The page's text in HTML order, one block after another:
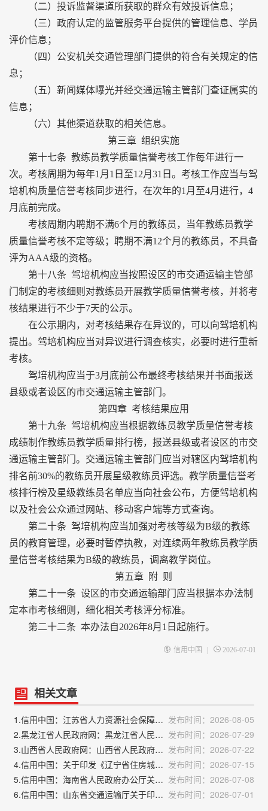
（二）投诉监督渠道所获取的群众有效投诉信息；
（三）政府认定的监管服务平台提供的管理信息、学员
评价信息；
（四）公安机关交通管理部门提供的符合有关规定的信
息；
（五）新闻媒体曝光并经交通运输主管部门查证属实的
信息；
（六）其他渠道获取的相关信息。
第三章 组织实施
第十七条 教练员教学质量信誉考核工作每年进行一
次。考核周期为每年1月1日至12月31日。考核工作应当与驾
培机构质量信誉考核同步进行，在次年的1月至4月进行，4
月底前完成。
考核周期内聘期不满6个月的教练员，当年教练员教学
质量信誉考核不定等级；聘期不满12个月的教练员，不具备
评为AAA级的资格。
第十八条 驾培机构应当按照设区的市交通运输主管部
门制定的考核细则对教练员开展教学质量信誉考核，并将考
核结果进行不少于7天的公示。
在公示期内，对考核结果存在异议的，可以向驾培机构
提出。驾培机构应当对异议进行调查核实，必要时进行重新
考核。
驾培机构应当于3月底前公布最终考核结果并书面报送
县级或者设区的市交通运输主管部门。
第四章 考核结果应用
第十九条 驾培机构应当根据教练员教学质量信誉考核
成绩制作教练员教学质量排行榜，报送县级或者设区的市交
通运输主管部门。交通运输主管部门应当对辖区内驾培机构
排名前30%的教练员开展星级教练员评选。教学质量信誉考
核排行榜及星级教练员名单应当向社会公布，方便驾培机构
以及社会公众通过网站、移动客户端等方式查询。
第二十条 驾培机构应当加强对考核等级为B级的教练
员的教育管理，必要时暂停执教，对连续两年教练员教学质
量信誉考核结果为B级的教练员，调离教学岗位。
第五章 附 则
第二十一条 设区的市交通运输部门应当根据本办法制
定本市考核细则，细化相关考核评分标准。
第二十二条 本办法自2026年8月1日起施行。
信用中国 | 2026-07-01
相关文章
1.信用中国：江苏省人力资源社会保障厅江苏省财政厅江苏省教育厅 江苏省税务局关于印发《江苏省实习生和见习人员 参加工伤保险办法》的通知 发布时间：2026-08-05
2.黑龙江省人民政府网：黑龙江省人民政府办公厅关于印发《2026年黑龙江省夏季避暑旅游“百日行动”实施方案》的通知 发布时间：2026-07-29
3.山西省人民政府网：山西省人民政府办公厅 关于印发山西省第十七届运动会工作方案的通知 发布时间：2026-07-22
4.信用中国：关于印发《辽宁省住房城乡建设系统信用信息归集公示修复工作指引（试行）》的通知 发布时间：2026-07-15
5.信用中国：海南省人民政府办公厅关于印发《海南省“十五五”社会信用体系建设规划》的通知 发布时间：2026-07-08
6.信用中国：山东省交通运输厅关于印发《山东省机动车驾驶培训教练员教学质量信誉考核办法》的通知 发布时间：2026-07-01